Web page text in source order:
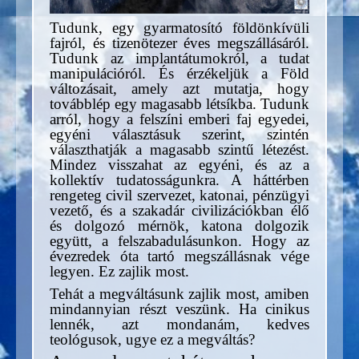
Tudunk, egy gyarmatosító földönkívüli
fajról, és tizenötezer éves megszállásáról.
Tudunk az implantátumokról, a tudat
manipulációról. És érzékeljük a Föld
változásait, amely azt mutatja, hogy
továbblép egy magasabb létsíkba. Tudunk
arról, hogy a felszíni emberi faj egyedei,
egyéni választásuk szerint, szintén
választhatják a magasabb szintű létezést.
Mindez visszahat az egyéni, és az a
kollektív tudatosságunkra. A háttérben
rengeteg civil szervezet, katonai, pénzügyi
vezető, és a szakadár civilizációkban élő
és dolgozó mérnök, katona dolgozik
együtt, a felszabadulásunkon. Hogy az
évezredek óta tartó megszállásnak vége
legyen. Ez zajlik most.
Tehát a megváltásunk zajlik most, amiben
mindannyian részt veszünk. Ha cinikus
lennék, azt mondanám, kedves
teológusok, ugye ez a megváltás?